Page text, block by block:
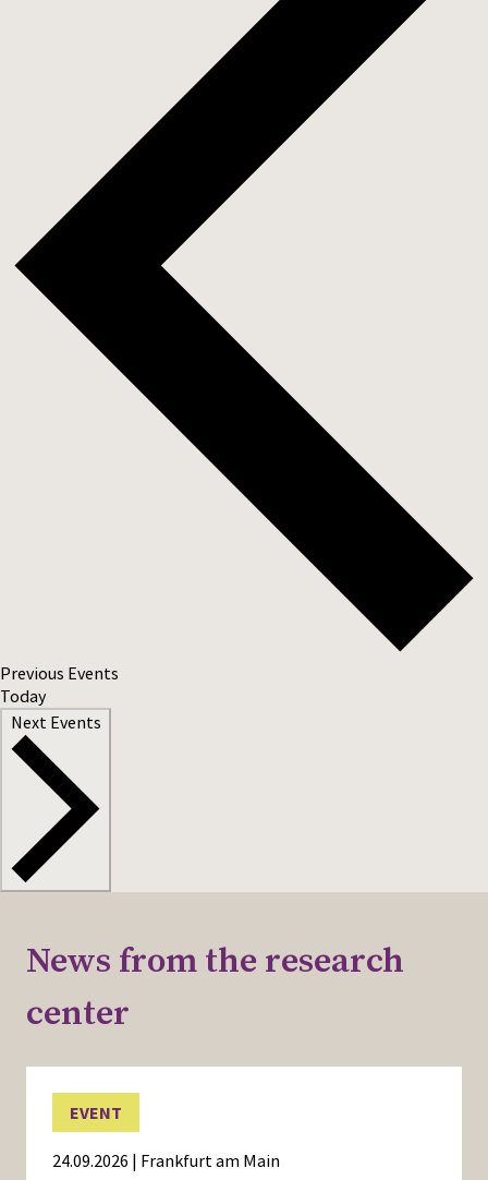
Previous Events
Today
Next Events
News from the research
center
EVENT
24.09.2026 | Frankfurt am Main